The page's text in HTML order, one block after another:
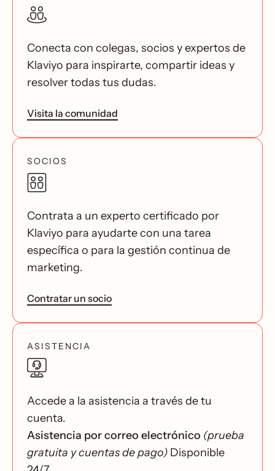
Conecta con colegas, socios y expertos de
Klaviyo para inspirarte, compartir ideas y
resolver todas tus dudas.
Visita la comunidad
SOCIOS
Contrata a un experto certificado por
Klaviyo para ayudarte con una tarea
específica o para la gestión continua de
marketing.
Contratar un socio
ASISTENCIA
Accede a la asistencia a través de tu
cuenta.
Asistencia por correo electrónico (prueba
gratuita y cuentas de pago) Disponible